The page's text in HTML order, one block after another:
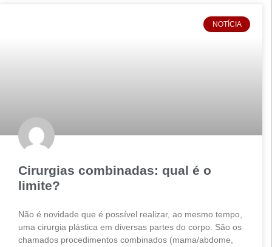
NOTÍCIA
Cirurgias combinadas: qual é o
limite?
Não é novidade que é possível realizar, ao mesmo tempo,
uma cirurgia plástica em diversas partes do corpo. São os
chamados procedimentos combinados (mama/abdome,